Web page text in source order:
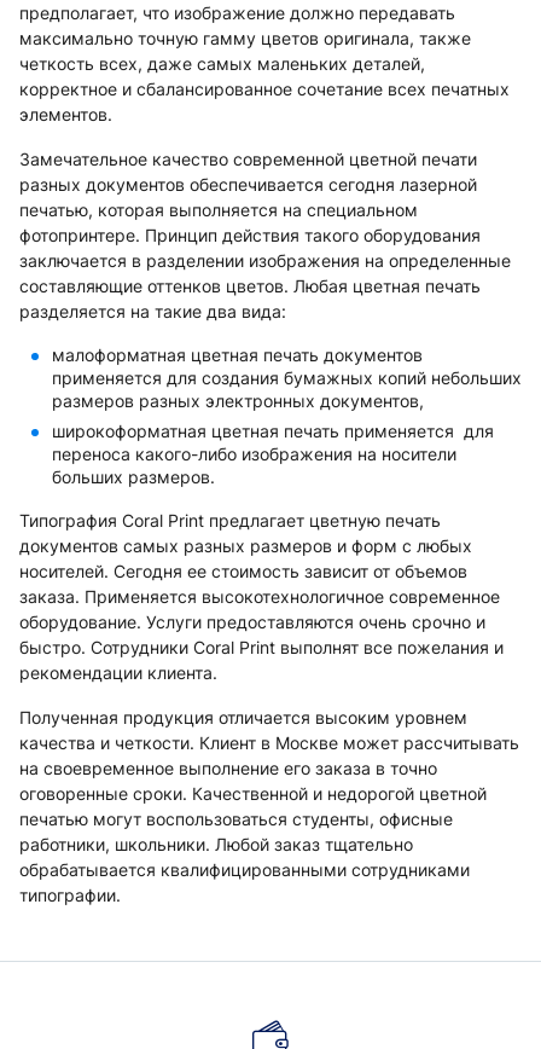
предполагает, что изображение должно передавать
максимально точную гамму цветов оригинала, также
четкость всех, даже самых маленьких деталей,
корректное и сбалансированное сочетание всех печатных
элементов.
Замечательное качество современной цветной печати
разных документов обеспечивается сегодня лазерной
печатью, которая выполняется на специальном
фотопринтере. Принцип действия такого оборудования
заключается в разделении изображения на определенные
составляющие оттенков цветов. Любая цветная печать
разделяется на такие два вида:
малоформатная цветная печать документов
применяется для создания бумажных копий небольших
размеров разных электронных документов,
широкоформатная цветная печать применяется для
переноса какого-либо изображения на носители
больших размеров.
Типография Coral Print предлагает цветную печать
документов самых разных размеров и форм с любых
носителей. Сегодня ее стоимость зависит от объемов
заказа. Применяется высокотехнологичное современное
оборудование. Услуги предоставляются очень срочно и
быстро. Сотрудники Coral Print выполнят все пожелания и
рекомендации клиента.
Полученная продукция отличается высоким уровнем
качества и четкости. Клиент в Москве может рассчитывать
на своевременное выполнение его заказа в точно
оговоренные сроки. Качественной и недорогой цветной
печатью могут воспользоваться студенты, офисные
работники, школьники. Любой заказ тщательно
обрабатывается квалифицированными сотрудниками
типографии.